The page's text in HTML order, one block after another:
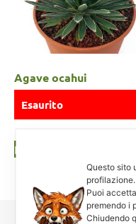
Agave ocahui
Esaurito
Leggi tutto
Questo sito
profilazione.
Puoi
premendo i
Chiudendo